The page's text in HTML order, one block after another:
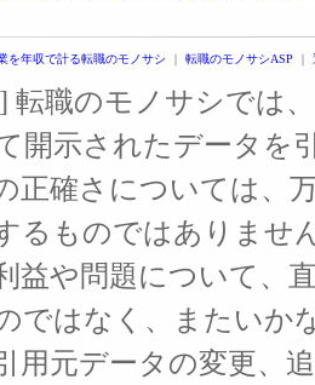
を年収で計る転職のモノサシ ｜ 転職のモノサシASP ｜
転職のモノサシでは
開示されたデータを
正確さについては、
るものではありませ
益や問題について、
ではなく、またいか
用元データの変更、